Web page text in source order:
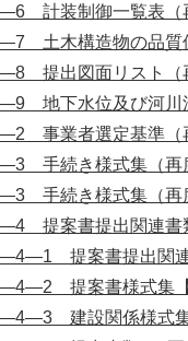
計装制御一覧表（
土木構造物の品質
提出図面リスト（
地下水位及び河川
事業者選定基準（
手続き様式集（再
手続き様式集（再
提案書提出関連書
提案書提出関連
提案書様式集【
建設関係様式集